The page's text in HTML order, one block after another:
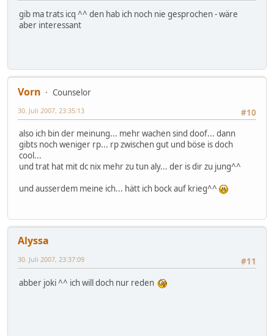
gib ma trats icq ^^ den hab ich noch nie gesprochen - wäre
aber interessant
Vorn
Counselor
#10
30. Juli 2007, 23:35:13
also ich bin der meinung... mehr wachen sind doof... dann
gibts noch weniger rp... rp zwischen gut und böse is doch
cool...
und trat hat mit dc nix mehr zu tun aly... der is dir zu jung^^
und ausserdem meine ich... hätt ich bock auf krieg^^
Alyssa
#11
30. Juli 2007, 23:37:09
abber joki ^^ ich will doch nur reden